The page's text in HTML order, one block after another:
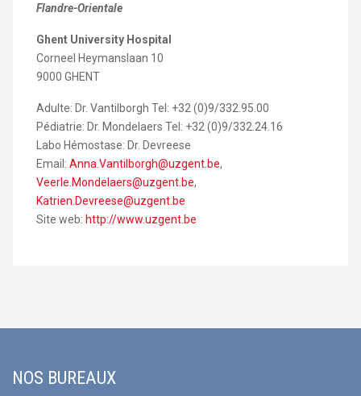
Flandre-Orientale
Ghent University Hospital
Corneel Heymanslaan 10
9000 GHENT
Adulte: Dr. Vantilborgh Tel: +32 (0)9/332.95.00
Pédiatrie: Dr. Mondelaers Tel: +32 (0)9/332.24.16
Labo Hémostase: Dr. Devreese
Email: Anna.Vantilborgh@uzgent.be,
Veerle.Mondelaers@uzgent.be,
Katrien.Devreese@uzgent.be
Site web: http://www.uzgent.be
NOS BUREAUX